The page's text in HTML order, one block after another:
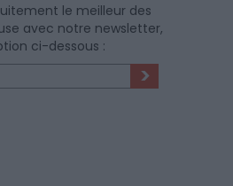
le meilleur des
avec notre newsletter,
ci-dessous :
>